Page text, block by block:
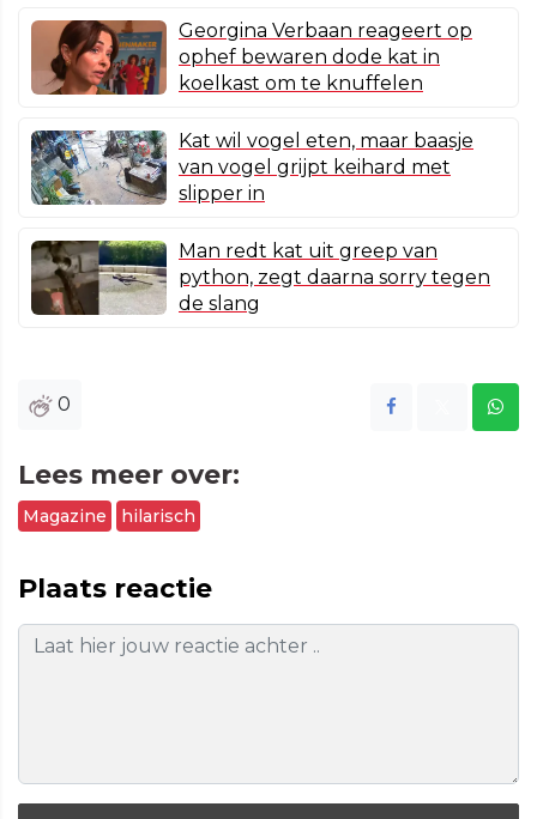
Georgina Verbaan reageert op
ophef bewaren dode kat in
koelkast om te knuffelen
Kat wil vogel eten, maar baasje
van vogel grijpt keihard met
slipper in
Man redt kat uit greep van
python, zegt daarna sorry tegen
de slang
0
Lees meer over:
Magazine hilarisch
Plaats reactie